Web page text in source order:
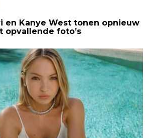
en Kanye West tonen opnieuw
opvallende foto’s